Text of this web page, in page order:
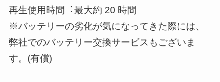
再生使用時間︓最大約 20 時間
※バッテリーの劣化が気になってきた際には、
弊社でのバッテリー交換サービスもございま
す。(有償)